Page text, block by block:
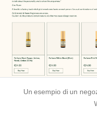
Un esempio di un